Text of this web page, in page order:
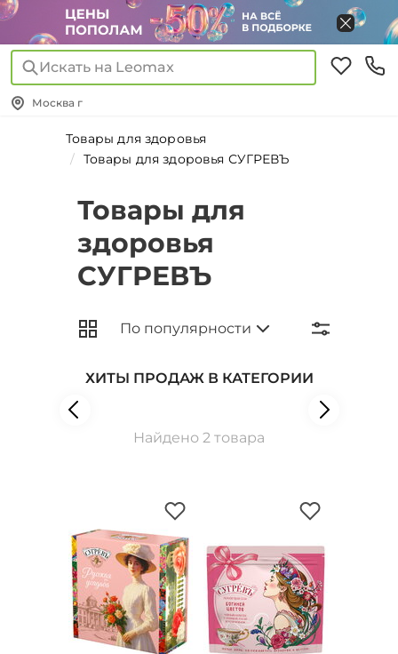
Искать на Leomax
Москва г
Товары для здоровья
Товары для здоровья СУГРЕВЪ
Товары для
здоровья
СУГРЕВЪ
ХИТЫ ПРОДАЖ В КАТЕГОРИИ
Найдено 2 товара